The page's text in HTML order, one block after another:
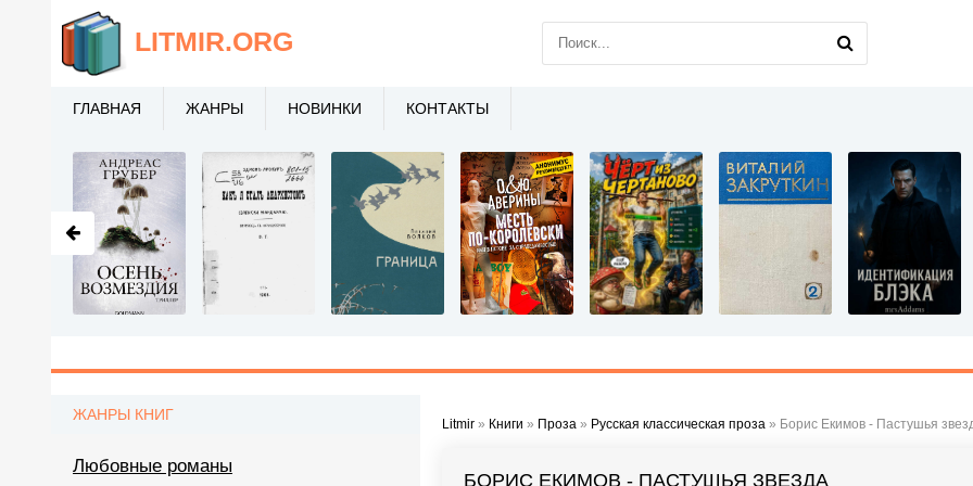
Litmir » Книги » Проза » Русская классическая проза » Борис Екимов - Пастушья
БОРИС ЕКИМОВ - ПАСТУШЬЯ ЗВЕЗДА
ЖАНРЫ КНИГ
Любовные романы
LITMIR.ORG
ГЛАВНАЯ ЖАНРЫ НОВИНКИ КОНТАКТЫ